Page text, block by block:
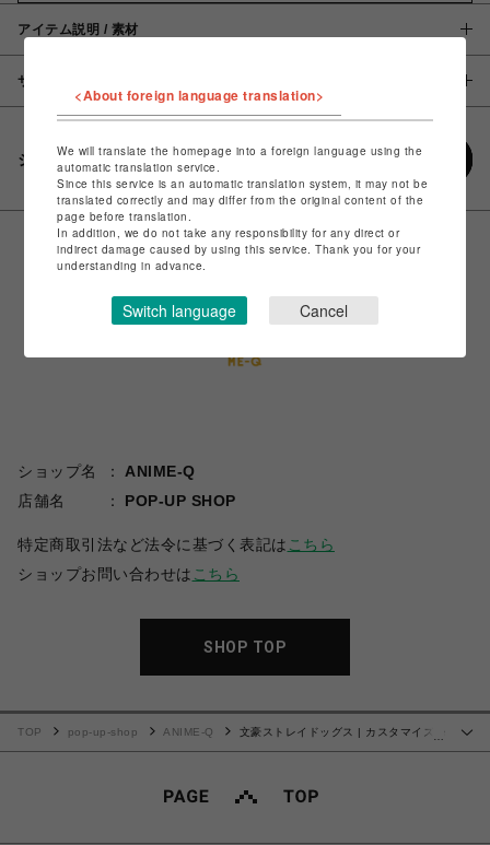
アイテム説明 / 素材
サイズ
シェアする
ショップ名
ANIME-Q
店舗名
POP-UP SHOP
特定商取引法など法令に基づく表記は こちら
ショップお問い合わせは こちら
SHOP TOP
TOP pop-up-shop ANIME-Q
文豪ストレイドッグス | カスタマイズ場
<About foreign language translation>
We will translate the homepage into a foreign language using the
automatic translation service.
Since this service is an automatic translation system, it may not be
translated correctly and may differ from the original content of the
page before translation.
In addition, we do not take any responsibility for any direct or
indirect damage caused by using this service. Thank you for your
understanding in advance.
Switch language Cancel